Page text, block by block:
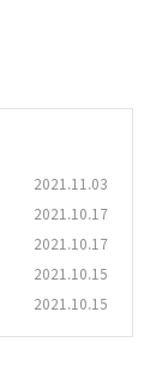
2021.11.03
2021.10.17
2021.10.17
2021.10.15
2021.10.15